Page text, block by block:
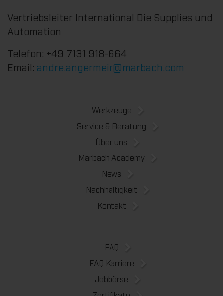
Vertriebsleiter International Die Supplies und
Automation
Telefon: +49 7131 918-664
Email: andre.angermeir@marbach.com
Werkzeuge
Service & Beratung
Über uns
Marbach Academy
News
Nachhaltigkeit
Kontakt
FAQ
FAQ Karriere
Jobbörse